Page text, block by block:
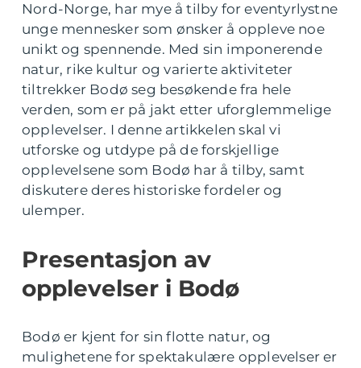
Nord-Norge, har mye å tilby for eventyrlystne
unge mennesker som ønsker å oppleve noe
unikt og spennende. Med sin imponerende
natur, rike kultur og varierte aktiviteter
tiltrekker Bodø seg besøkende fra hele
verden, som er på jakt etter uforglemmelige
opplevelser. I denne artikkelen skal vi
utforske og utdype på de forskjellige
opplevelsene som Bodø har å tilby, samt
diskutere deres historiske fordeler og
ulemper.
Presentasjon av
opplevelser i Bodø
Bodø er kjent for sin flotte natur, og
mulighetene for spektakulære opplevelser er